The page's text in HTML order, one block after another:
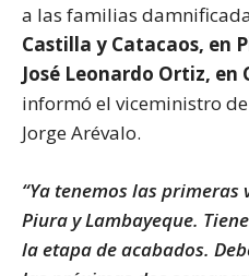
a las familias
Castilla y Catacaos, en
José Leonardo Ortiz,
informó el viceministro
Jorge Arévalo.
“Ya tenemos las
Piura y Lambayeque.
la etapa de acabados.